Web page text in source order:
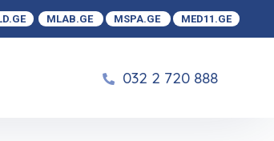
MLAB.GE MSPA.GE MED11.GE
032 2 720 888